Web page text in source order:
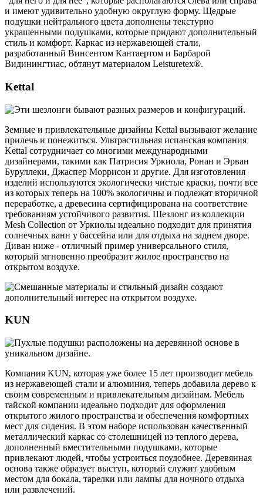
и имеют удивительно удобную округлую форму. Щедрые
подушки нейтрального цвета дополнены текстурно
украшенными подушками, которые придают дополнительный
стиль и комфорт. Каркас из нержавеющей стали,
разработанный Винсентом Кантаертом и Барбарой
Видинингтиас, обтянут материалом Leisturetex®.
Kettal
Земные и привлекательные дизайны Kettal вызывают желание
прилечь и понежиться. Ультрастильная испанская компания
Kettal сотрудничает со многими международными
дизайнерами, такими как Патрисия Уркиола, Ронан и Эрван
Буруллеки, Джаспер Моррисон и другие. Для изготовления
изделий используются экологически чистые краски, почти все
из которых теперь на 100% экологичны и подлежат вторичной
переработке, а древесина сертифицирована на соответствие
требованиям устойчивого развития. Шезлонг из коллекции
Mesh Collection от Уркиолы идеально подходит для принятия
солнечных ванн у бассейна или для отдыха на заднем дворе.
Диван ниже - отличный пример универсального стиля,
который мгновенно преобразит жилое пространство на
открытом воздухе.
KUN
Компания KUN, которая уже более 15 лет производит мебель
из нержавеющей стали и алюминия, теперь добавила дерево к
своим современным и привлекательным дизайнам. Мебель
тайской компании идеально подходит для оформления
открытого жилого пространства и обеспечения комфортных
мест для сидения. В этом наборе использован качественный
металлический каркас со столешницей из теплого дерева,
дополненный вместительными подушками, которые
привлекают людей, чтобы устроиться поудобнее. Деревянная
основа также образует выступ, который служит удобным
местом для бокала, тарелки или лампы для ночного отдыха
или развлечений.